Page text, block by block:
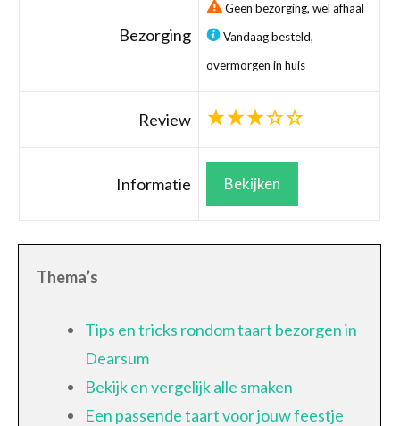
Bezorging
Geen bezorging, wel afhaal
Vandaag besteld,
overmorgen in huis
Review
Informatie Bekijken
Thema’s
Tips en tricks rondom taart bezorgen in
Dearsum
Bekijk en vergelijk alle smaken
Een passende taart voor jouw feestje